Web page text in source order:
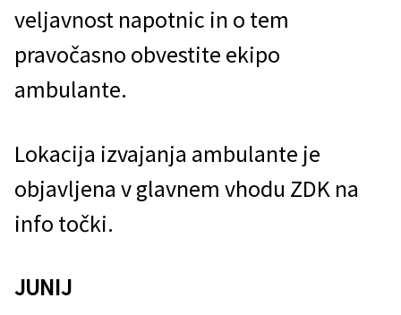
veljavnost napotnic in o tem
pravočasno obvestite ekipo
ambulante.
Lokacija izvajanja ambulante je
objavljena v glavnem vhodu ZDK na
info točki.
JUNIJ